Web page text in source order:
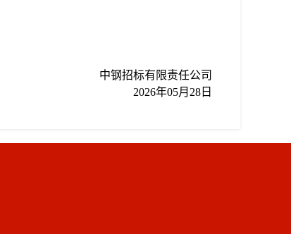
中钢招标有限责任公司
2026年05月 28 日